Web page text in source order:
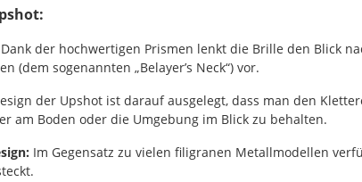
Dank der hochwertigen Prismen lenkt die Brille den Blick
(dem sogenannten „Belayer’s Neck“) vor.
der Upshot ist darauf ausgelegt, dass man den
am Boden oder die Umgebung im Blick zu behalten.
Im Gegensatz zu vielen filigranen Metallmodellen